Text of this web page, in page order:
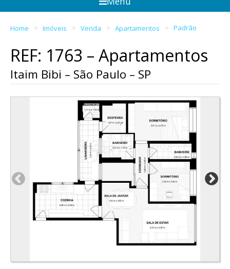
Home Imóveis Venda Apartamentos Padrão
REF: 1763 – Apartamentos
Itaim Bibi – São Paulo – SP